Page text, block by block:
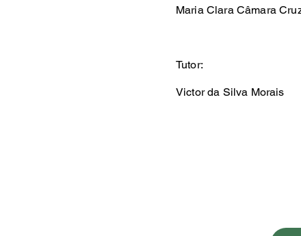
Maria Clara Câmara
Tutor:
Victor da Silva Morais